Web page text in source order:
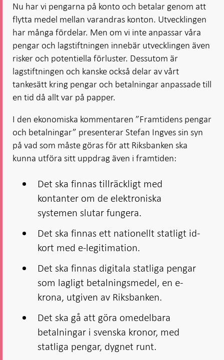
Nu har vi pengarna på konto och betalar genom att
flytta medel mellan varandras konton. Utvecklingen
har många fördelar. Men om vi inte anpassar våra
pengar och lagstiftningen innebär utvecklingen även
risker och potentiella förluster. Dessutom är
lagstiftningen och kanske också delar av vårt
tankesätt kring pengar och betalningar anpassade till
en tid då allt var på papper.
I den ekonomiska kommentaren ”Framtidens pengar
och betalningar” presenterar Stefan Ingves sin syn
på vad som måste göras för att Riksbanken ska
kunna utföra sitt uppdrag även i framtiden:
Det ska finnas tillräckligt med
kontanter om de elektroniska
systemen slutar fungera.
Det ska finnas ett nationellt statligt id-
kort med e-legitimation.
Det ska finnas digitala statliga pengar
som lagligt betalningsmedel, en e-
krona, utgiven av Riksbanken.
Det ska gå att göra omedelbara
betalningar i svenska kronor, med
statliga pengar, dygnet runt.